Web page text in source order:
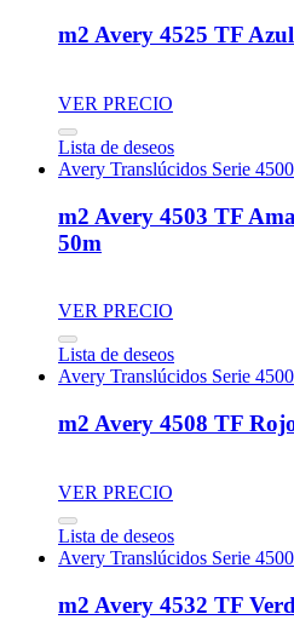
m2 Avery 4525 TF
VER PRECIO
Lista de deseos
Avery Translúcidos Serie 4500
m2 Avery 4503 TF
50m
VER PRECIO
Lista de deseos
Avery Translúcidos Serie 4500
m2 Avery 4508 TF
VER PRECIO
Lista de deseos
Avery Translúcidos Serie 4500
m2 Avery 4532 TF